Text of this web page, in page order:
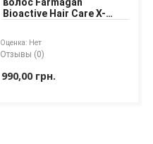
волос Farmagan
Bioactive Hair Care X-
Оценка: Нет
Отзывы (0)
990,00 грн.